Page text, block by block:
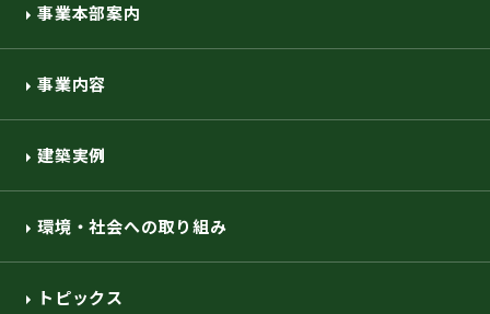
事業本部案内
事業内容
建築実例
環境・社会への取り組み
トピックス